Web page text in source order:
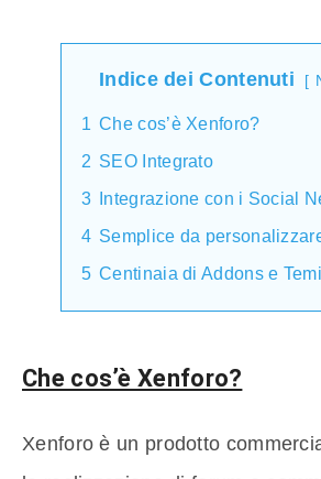
Indice dei Contenuti
1 Che cos’è Xenforo?
2 SEO Integrato
3 Integrazione con i Social
4 Semplice da
5 Centinaia di Addons e
Che cos’è Xenforo?
Xenforo è un prodotto